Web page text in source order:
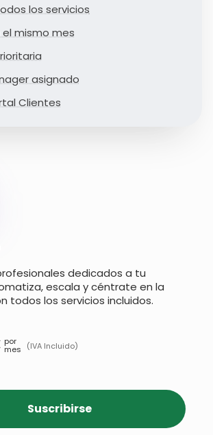
los servicios
mismo mes
asignado
Clientes
dedicados a tu
escala y céntrate en la
todos los servicios incluidos.
por
mes (IVA Incluido)
Suscribirse